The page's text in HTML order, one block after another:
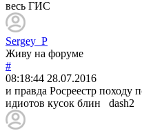
весь ГИС
Sergey_P
Живу на форуме
#
08:18:44 28.07.2016
и правда Росреестр походу
идиотов кусок блин dash2